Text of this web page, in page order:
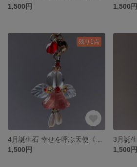
1,500円
1,500円
残り1点
1,500円
1,500円